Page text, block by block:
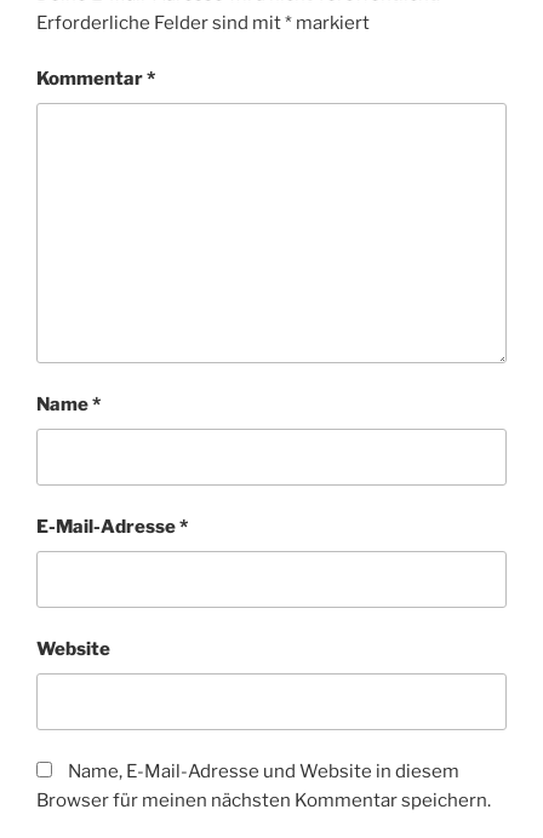
Erforderliche Felder sind mit* markiert
Kommentar*
Name*
E-Mail-Adresse*
Website
Name, E-Mail-Adresse und Website in diesem
Browser für meinen nächsten Kommentar speichern.